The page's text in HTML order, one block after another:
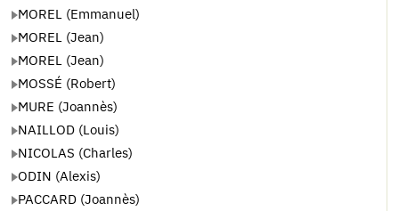
MOREL (Emmanuel)
MOREL (Jean)
MOREL (Jean)
MOSSÉ (Robert)
MURE (Joannès)
NAILLOD (Louis)
NICOLAS (Charles)
ODIN (Alexis)
PACCARD (Joannès)